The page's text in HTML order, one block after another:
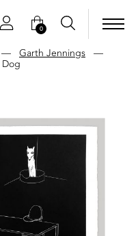
0
Garth Jennings—
Dog